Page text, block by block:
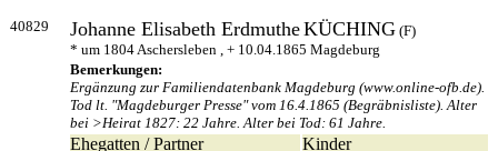
40829 Johanne Elisabeth ErdmutheKÜCHING (F)
* um 1804 Aschersleben , + 10.04.1865 Magdeburg
Bemerkungen:
Ergänzung zur Familiendatenbank Magdeburg (www.online-ofb.de).
Tod lt. "Magdeburger Presse" vom 16.4.1865 (Begräbnisliste). Alter
bei >Heirat 1827: 22 Jahre. Alter bei Tod: 61 Jahre.
Ehegatten / Partner Kinder